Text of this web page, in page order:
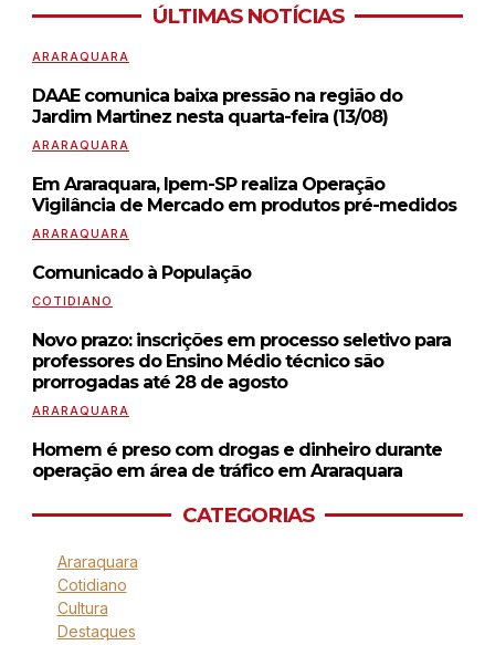
ÚLTIMAS NOTÍCIAS
ARARAQUARA
DAAE comunica baixa pressão na região do
Jardim Martinez nesta quarta-feira (13/08)
ARARAQUARA
Em Araraquara, Ipem-SP realiza Operação
Vigilância de Mercado em produtos pré-medidos
ARARAQUARA
Comunicado à População
COTIDIANO
Novo prazo: inscrições em processo seletivo para
professores do Ensino Médio técnico são
prorrogadas até 28 de agosto
ARARAQUARA
Homem é preso com drogas e dinheiro durante
operação em área de tráfico em Araraquara
CATEGORIAS
Araraquara
Cotidiano
Cultura
Destaques